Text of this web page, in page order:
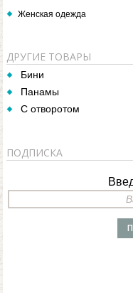
Женская одежда
ДРУГИЕ ТОВАРЫ
Бини
Панамы
С отворотом
ПОДПИСКА